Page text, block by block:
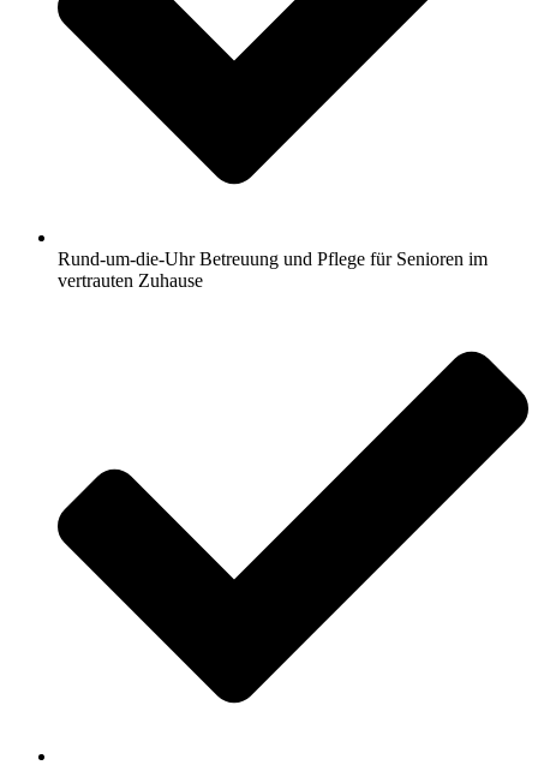
Rund-um-die-Uhr Betreuung und Pflege für Senioren im
vertrauten Zuhause